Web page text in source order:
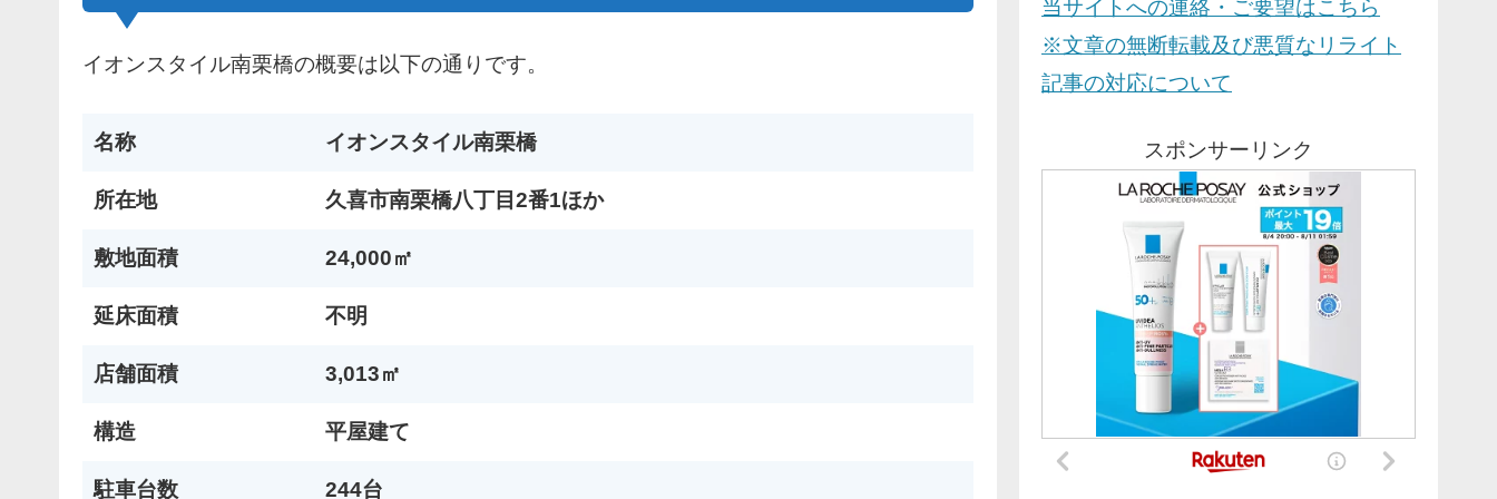
イオンスタイル南栗橋の概要は以下の通りです。
名称 イオンスタイル南栗橋
所在地 久喜市南栗橋八丁目2番1ほか
敷地面積 24,000㎡
延床面積 不明
店舗面積 3,013㎡
構造 平屋建て
駐車台数 244台
当サイトへの連絡・ご要望はこちら
※文章の無断転載及び悪質なリライト
記事の対応について
スポンサーリンク